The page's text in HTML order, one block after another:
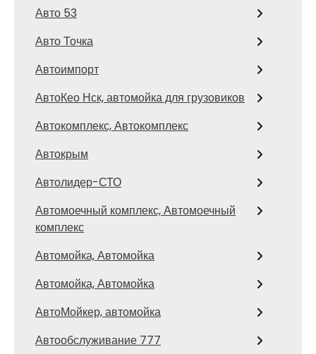
Авто 53
Авто Точка
Автоимпорт
АвтоКео Нск, автомойка для грузовиков
Автокомплекс, Автокомплекс
Автокрым
Автолидер-СТО
Автомоечный комплекс, Автомоечный
комплекс
Автомойка, Автомойка
Автомойка, Автомойка
АвтоМойкер, автомойка
Автообслуживание 777